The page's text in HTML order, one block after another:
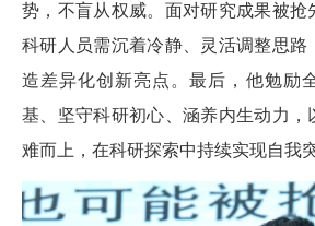
势，不盲从权威。面对研究成果被抢
科研人员需沉着冷静、灵活调整思路
造差异化创新亮点。最后，他勉励
基、坚守科研初心、涵养内生动力，
难而上，在科研探索中持续实现自我突